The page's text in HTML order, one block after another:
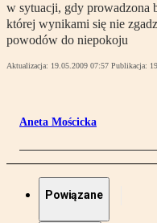
w sytuacji, gdy prowadzona
której wynikami się nie
powodów do niepokoju
Aktualizacja: 19.05.2009 07:57 Publikacja:
Aneta Mościcka
Powiązane